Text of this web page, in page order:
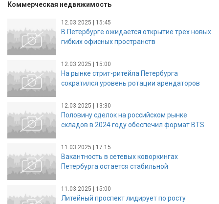
Коммерческая недвижимость
12.03.2025 | 15:45
В Петербурге ожидается открытие трех новых
гибких офисных пространств
12.03.2025 | 15:00
На рынке стрит-ритейла Петербурга
сократился уровень ротации арендаторов
12.03.2025 | 13:30
Половину сделок на российском рынке
складов в 2024 году обеспечил формат BTS
11.03.2025 | 17:15
Вакантность в сетевых коворкингах
Петербурга остается стабильной
11.03.2025 | 15:00
Литейный проспект лидирует по росту